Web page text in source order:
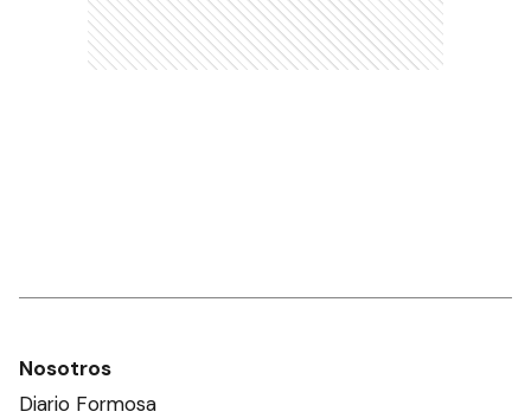
Nosotros
Diario Formosa